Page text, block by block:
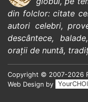
din folclor:citate
autori celebri,
descântece, balade
orații de nuntă,
Copyright © 2007-2026
Web Design by